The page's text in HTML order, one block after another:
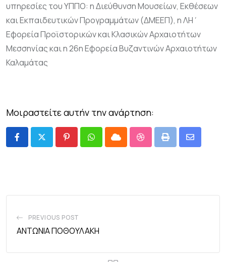
υπηρεσίες του ΥΠΠΟ: η Διεύθυνση Μουσείων, Εκθέσεων
και Εκπαιδευτικών Προγραμμάτων (ΔΜΕΕΠ), η ΛΗ΄
Εφορεία Προϊστορικών και Κλασικών Αρχαιοτήτων
Μεσσηνίας και η 26η Εφορεία Βυζαντινών Αρχαιοτήτων
Καλαμάτας
Μοιραστείτε αυτήν την ανάρτηση:
PREVIOUS POST
ΑΝΤΩΝΙΑ ΠΟΘΟΥΛΑΚΗ